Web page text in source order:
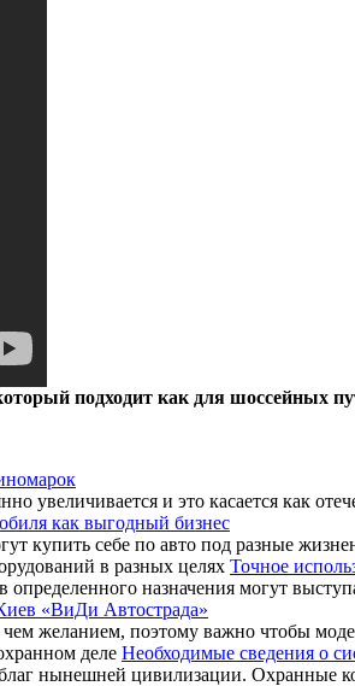
подходит как для шоссейных
увеличивается и это касается как
как выгодный бизнес
купить себе по авто под разные
Точное
назначения могут
«ВиДи Автострада»
желанием, поэтому важно чтобы
Необходимые сведения о
нынешней цивилизации. Охранные